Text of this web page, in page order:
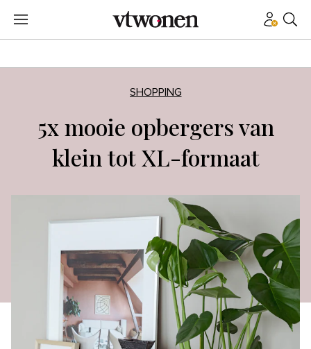
SHOPPING
5x mooie opbergers van
klein tot XL-formaat